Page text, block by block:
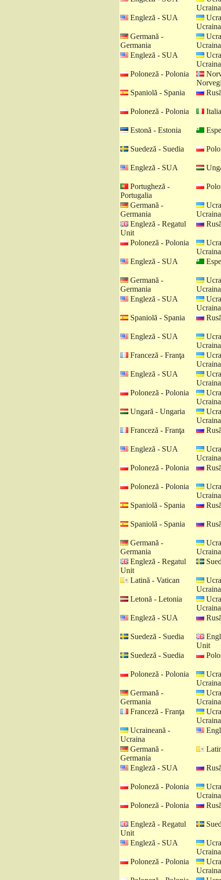
Ucraina
Engleză - SUA
Ucraina
Germană -
Germania
Ucraina
Engleză - SUA
Ucraina
Poloneză - Polonia
Spaniolă - Spania
Poloneză - Polonia
Estonă - Estonia
Suedeză - Suedia
Engleză - SUA
Portugheză -
Portugalia
Germană -
Germania
Ucraina
Engleză - Regatul
Unit
Poloneză - Polonia
Ucraina
Engleză - SUA
Germană -
Germania
Ucraina
Engleză - SUA
Ucraina
Spaniolă - Spania
Engleză - SUA
Ucraina
Franceză - Franţa
Ucraina
Engleză - SUA
Ucraina
Poloneză - Polonia
Ucraina
Ungară - Ungaria
Ucraina
Franceză - Franţa
Engleză - SUA
Ucraina
Poloneză - Polonia
Poloneză - Polonia
Ucraina
Spaniolă - Spania
Spaniolă - Spania
Germană -
Germania
Ucraina
Engleză - Regatul
Unit
Latină - Vatican
Ucraina
Letonă - Letonia
Ucraina
Engleză - SUA
Suedeză - Suedia
Unit
Suedeză - Suedia
Poloneză - Polonia
Ucraina
Germană -
Germania
Ucraina
Franceză - Franţa
Ucraina
Ucraineană -
Ucraina
Germană -
Germania
Engleză - SUA
Poloneză - Polonia
Ucraina
Poloneză - Polonia
Engleză - Regatul
Unit
Engleză - SUA
Ucraina
Poloneză - Polonia
Ucraina